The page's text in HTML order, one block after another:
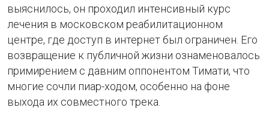
выяснилось, он проходил интенсивный курс
лечения в московском реабилитационном
центре, где доступ в интернет был ограничен. Его
возвращение к публичной жизни ознаменовалось
примирением с давним оппонентом Тимати, что
многие сочли пиар-ходом, особенно на фоне
выхода их совместного трека.